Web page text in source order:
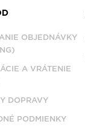
OBJEDNÁVKY
A VRÁTENIE
DOPRAVY
PODMIENKY